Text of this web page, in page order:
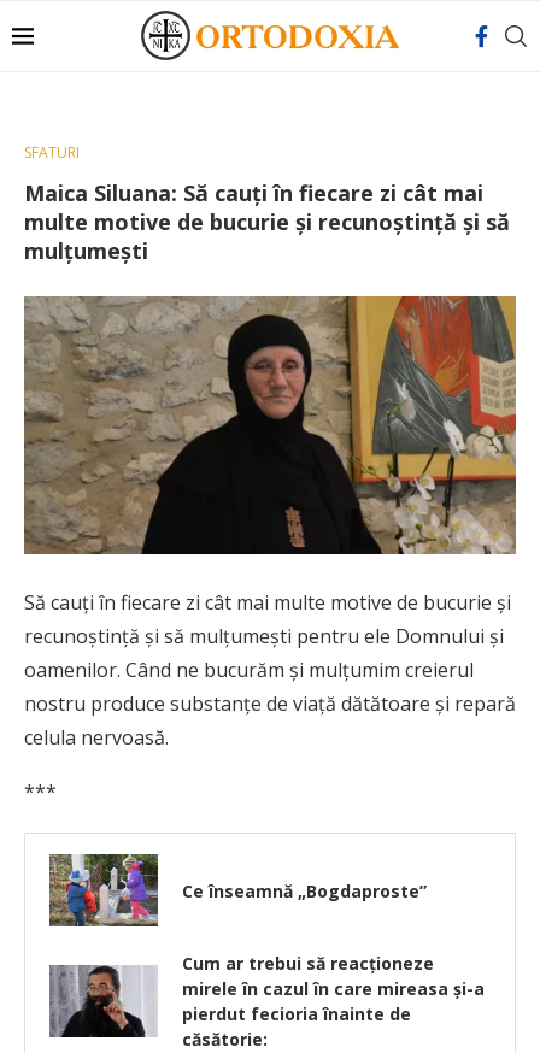
SFATURI
Maica Siluana: Să cauți în fiecare zi cât mai
multe motive de bucurie și recunoștință și să
mulțumești
Să cauți în fiecare zi cât mai multe motive de bucurie și
recunoștință și să mulțumești pentru ele Domnului și
oamenilor. Când ne bucurăm și mulțumim creierul
nostru produce substanțe de viață dătătoare și repară
celula nervoasă.
***
Ce înseamnă „Bogdaproste”
Cum ar trebui să reacționeze
mirele în cazul în care mireasa și-a
pierdut fecioria înainte de
căsătorie: